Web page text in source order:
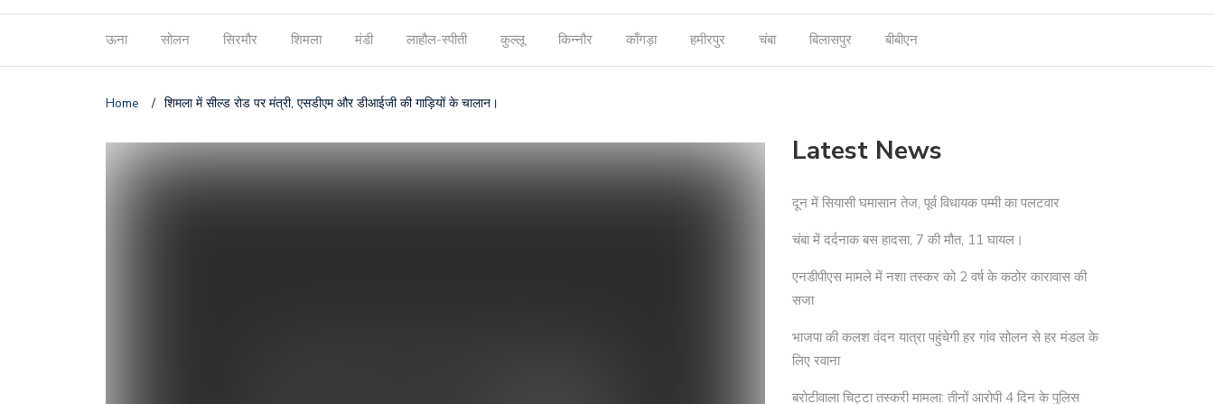
ऊना सोलन सिरमौर शिमला मंडी लाहौल-स्पीती कुल्लू किन्नौर काँगड़ा हमीरपुर चंबा बिलासपुर बीबीएन
Home / शिमला में सील्ड रोड पर मंत्री, एसडीएम और डीआईजी की गाड़ियों के चालान।
Latest News
दून में सियासी घमासान तेज, पूर्व विधायक पम्मी का पलटवार
चंबा में दर्दनाक बस हादसा, 7 की मौत, 11 घायल।
एनडीपीएस मामले में नशा तस्कर को 2 वर्ष के कठोर कारावास की
सजा
भाजपा की कलश वंदन यात्रा पहुंचेगी हर गांव सोलन से हर मंडल के
लिए रवाना
बरोटीवाला चिट्टा तस्करी मामला: तीनों आरोपी 4 दिन के पुलिस